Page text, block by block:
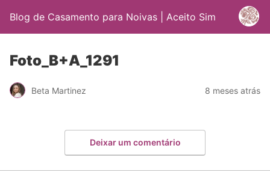
Blog de Casamento para Noivas | Aceito Sim
Foto_B+A_1291
Beta Martinez 8 meses atrás
Deixar um comentário